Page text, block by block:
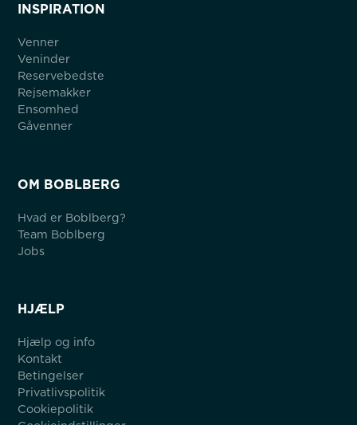
INSPIRATION
Venner
Veninder
Reservebedste
Rejsemakker
Ensomhed
Gåvenner
OM BOBLBERG
Hvad er Boblberg?
Team Boblberg
Jobs
HJÆLP
Hjælp og info
Kontakt
Betingelser
Privatlivspolitik
Cookiepolitik